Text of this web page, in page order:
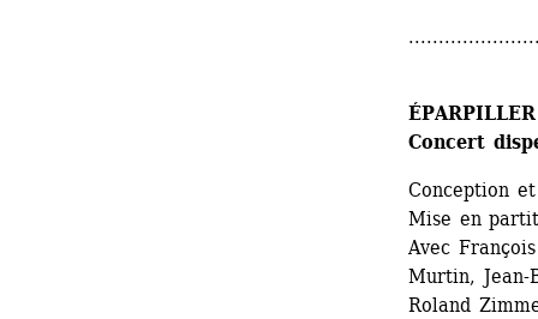
Concert
Conception
Mise en
Avec
Murtin, Jean-
Roland